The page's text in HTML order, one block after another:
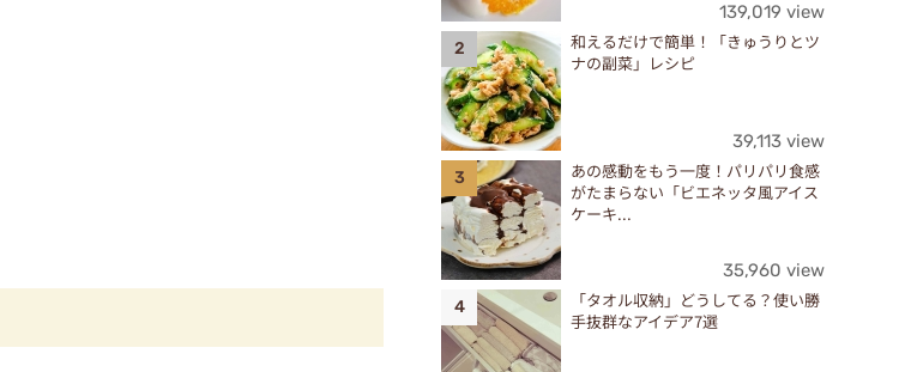
139,019 view
和えるだけで簡単！「きゅうりとツ
ナの副菜」レシピ
39,113 view
あの感動をもう一度！パリパリ食感
がたまらない「ビエネッタ風アイス
ケーキ...
35,960 view
「タオル収納」どうしてる？使い勝
手抜群なアイデア7選